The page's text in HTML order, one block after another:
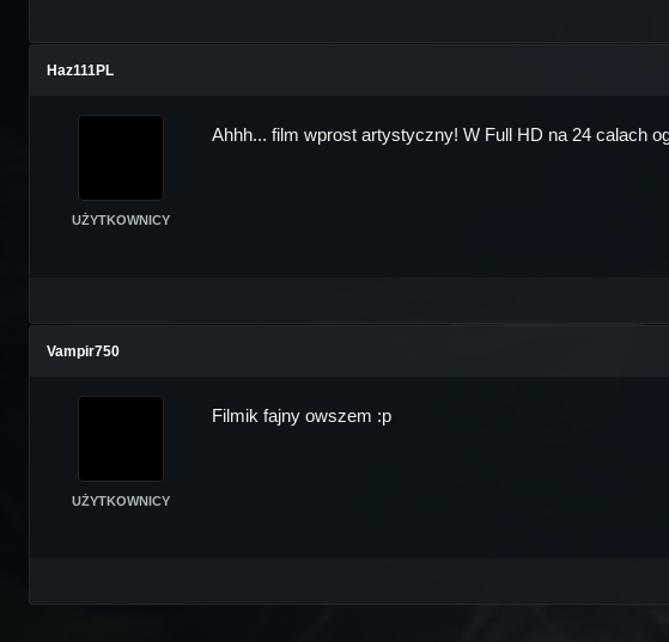
Haz111PL
UŻYTKOWNICY
Ahhh... film wprost artystyczny! W Full HD na 24 calach
Vampir750
UŻYTKOWNICY
Filmik fajny owszem :p